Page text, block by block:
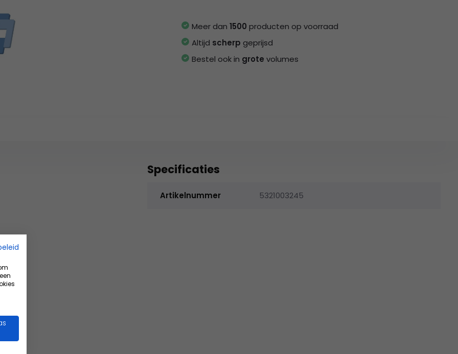
Meer dan1500 producten op voorraad
Altijd scherp geprijsd
Bestel ook in grotevolumes
Specificaties
Artikelnummer 5321003245